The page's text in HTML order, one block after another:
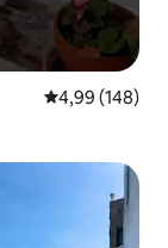
4,99 de uma
4,99 (148)